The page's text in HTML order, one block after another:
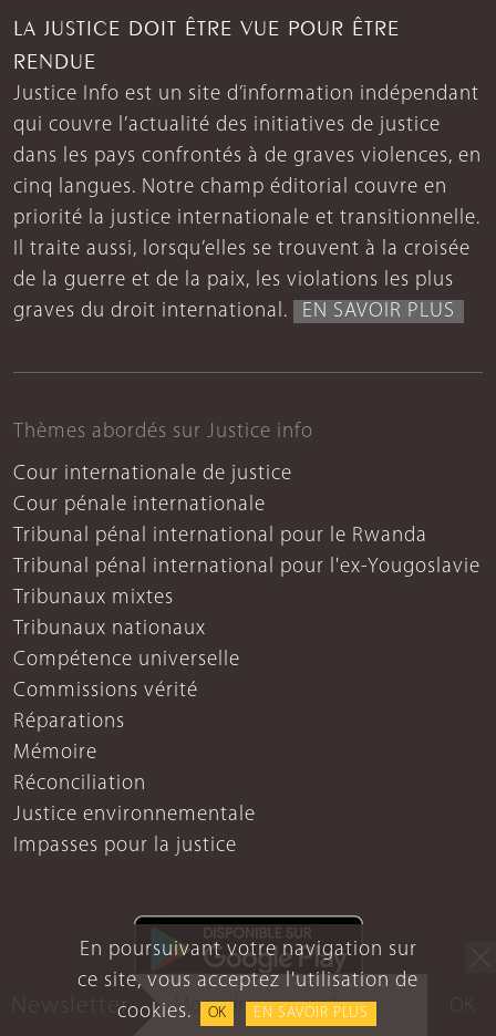
En poursuivant votre navigation sur
ce site, vous acceptez l'utilisation de
cookies.
OK EN SAVOIR PLUS
LA JUSTICE DOIT ÊTRE VUE POUR ÊTRE
RENDUE
Justice Info est un site d’information indépendant
qui couvre l’actualité des initiatives de justice
dans les pays confrontés à de graves violences, en
cinq langues. Notre champ éditorial couvre en
priorité la justice internationale et transitionnelle.
Il traite aussi, lorsqu’elles se trouvent à la croisée
de la guerre et de la paix, les violations les plus
graves du droit international.
EN SAVOIR PLUS
Thèmes abordés sur Justice info
Cour internationale de justice
Cour pénale internationale
Tribunal pénal international pour le Rwanda
Tribunal pénal international pour l'ex-Yougoslavie
Tribunaux mixtes
Tribunaux nationaux
Compétence universelle
Commissions vérité
Réparations
Mémoire
Réconciliation
Justice environnementale
Impasses pour la justice
Newsletter